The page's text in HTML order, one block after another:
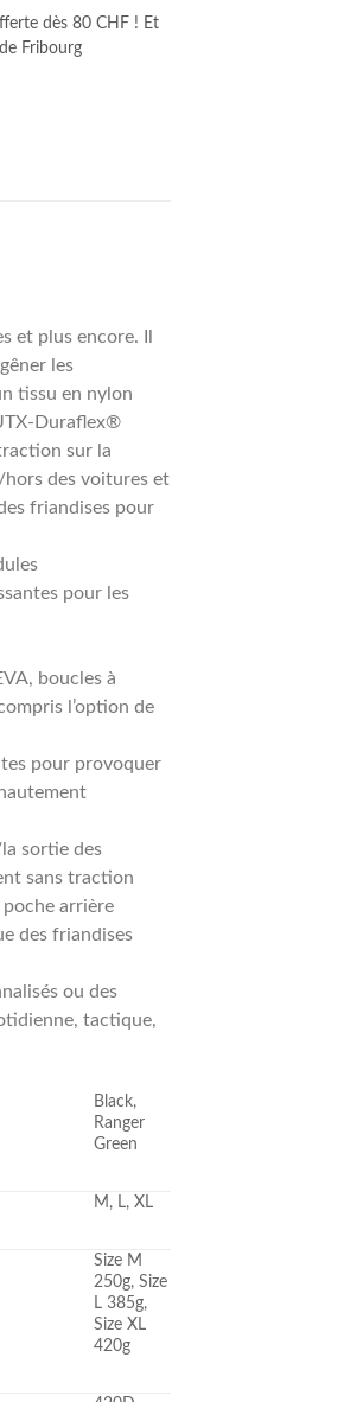
dès 80 CHF ! Et
Fribourg
et plus encore. Il
les
tissu en nylon
Duraflex®
sur la
des voitures et
friandises pour
pour les
boucles à
l’option de
pour provoquer
sortie des
sans traction
arrière
des friandises
ou des
tactique,
Black,
Ranger
Green
M, L, XL
Size M
250g, Size
L 385g,
Size XL
420g